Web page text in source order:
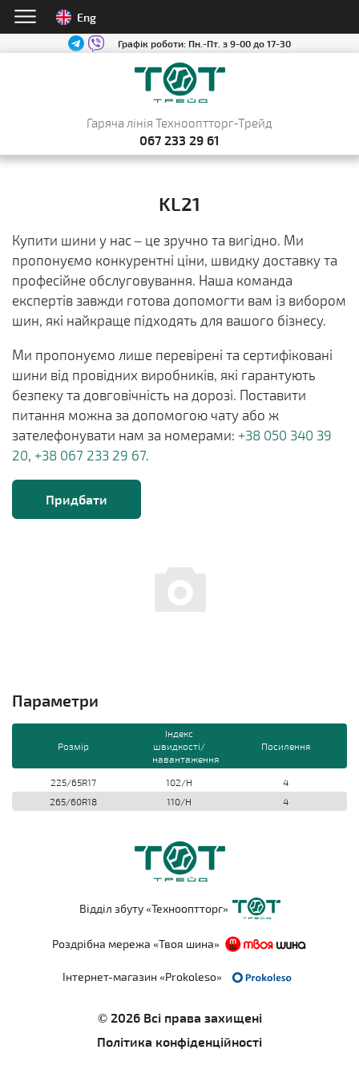
Eng
Графік роботи: Пн.-Пт. з 9-00 до 17-30
Гаряча лінія Технооптторг-Трейд
067 233 29 61
KL21
Купити шини у нас – це зручно та вигідно. Ми
пропонуємо конкурентні ціни, швидку доставку та
професійне обслуговування. Наша команда
експертів завжди готова допомогти вам із вибором
шин, які найкраще підходять для вашого бізнесу.
Ми пропонуємо лише перевірені та сертифіковані
шини від провідних виробників, які гарантують
безпеку та довговічність на дорозі. Поставити
питання можна за допомогою чату або ж
зателефонувати нам за номерами: +38 050 340 39
20, +38 067 233 29 67.
Придбати
Параметри
Розмір
Індекс
швидкості/
навантаження
Посилення
225/65R17 102/H
4
265/60R18
110/H 4
Відділ збуту «Технооптторг»
Роздрібна мережа «Твоя шина»
Інтернет-магазин «Prokoleso»
© 2026 Всі права захищені
Політика конфіденційності